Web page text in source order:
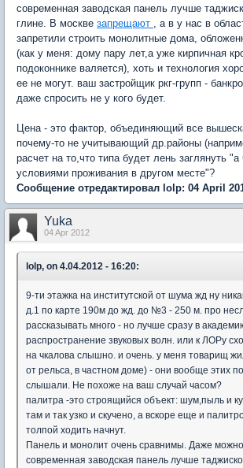
современная заводская панель лучше
глине. В москве запрещают
, а в у нас в
запретили строить монолитные дома,
(как у меня: дому пару лет,а уже кирпичная
подоконнике валяется), хоть и технология
ее не могут. ваш застройщик ркг-групп -
даже спросить не у кого будет.
Цена - это фактор, объединяющий все
почему-то не учитывающий др.районы
расчет на то,что типа будет лень заглянуть
условиями проживания в другом месте"?
Сообщение отредактировал lolp: 04 April
Yuka
04 Apr 2012
lolp, on 4.04.2012 - 16:20:
9-ти этажка на институтской от шума жд ну
д.1 по карте 190м до жд. до №3 - 250 м. про
рассказывать много - но лучше сразу в
распространение звуковых волн. или к ЛОРу
на чкалова слышно. и очень. у меня товарищ
от рельса, в частном доме) - они вообще этих
слышали. Не похоже на ваш случай часом?
палитра -это строящийся объект: шум,пыль и
там и так узко и скучено, а вскоре еще и
толпой ходить начнут.
Панель и монолит очень сравнимы. Даже можно
современная заводская панель лучше